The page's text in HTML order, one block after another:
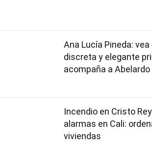
Ana Lucía Pineda:
discreta y elegante
acompaña a Abelardo
Incendio en Cristo
alarmas en Cali:
viviendas